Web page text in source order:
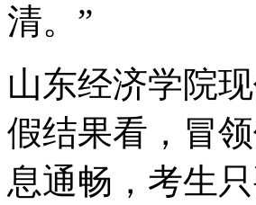
清。”
山东经济学院
假结果看，冒
息通畅，考生